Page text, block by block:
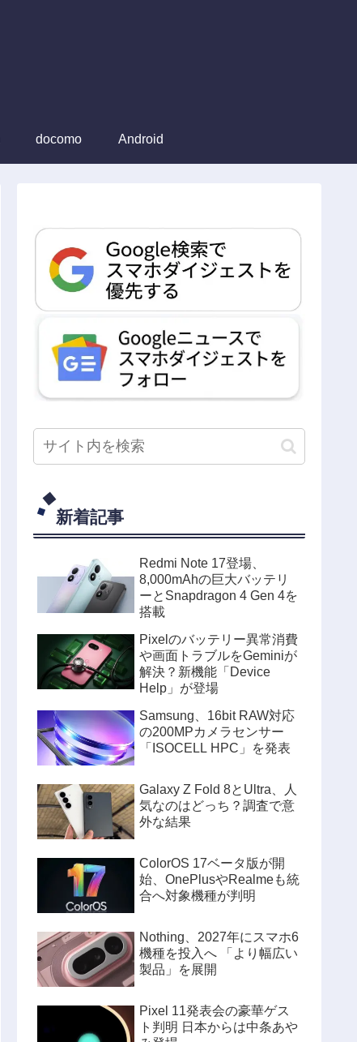
docomo Android
新着記事
Redmi Note 17登場、
8,000mAhの巨大バッテリ
ーとSnapdragon 4 Gen 4を
搭載
Pixelのバッテリー異常消費
や画面トラブルをGeminiが
解決？新機能「Device
Help」が登場
Samsung、16bit RAW対応
の200MPカメラセンサー
「ISOCELL HPC」を発表
Galaxy Z Fold 8とUltra、人
気なのはどっち？調査で意
外な結果
ColorOS 17ベータ版が開
始、OnePlusやRealmeも統
合へ対象機種が判明
Nothing、2027年にスマホ6
機種を投入へ 「より幅広い
製品」を展開
Pixel 11発表会の豪華ゲス
ト判明 日本からは中条あや